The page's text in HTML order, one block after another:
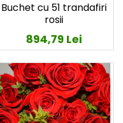
Buchet cu 51 trandafiri
rosii
894,79 Lei